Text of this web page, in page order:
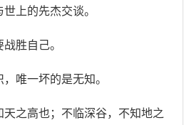
上的先杰交谈。
胜自己。
唯一坏的是无知。
之高也；不临深谷，不知地之